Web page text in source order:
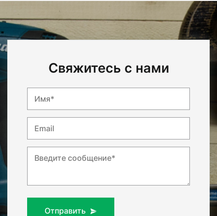
Свяжитесь с нами
Имя*
Email
Введите сообщение*
Отправить